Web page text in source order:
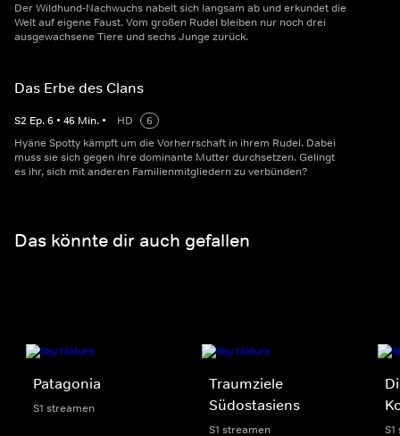
Der Wildhund-Nachwuchs nabelt sich langsam ab und erkundet die
Welt auf eigene Faust. Vom großen Rudel bleiben nur noch drei
ausgewachsene Tiere und sechs Junge zurück.
Das Erbe des Clans
S2 Ep.6 • 46 Min. • HD
6
Hyäne Spotty kämpft um die Vorherrschaft in ihrem Rudel. Dabei
muss sie sich gegen ihre dominante Mutter durchsetzen. Gelingt
es ihr, sich mit anderen Familienmitgliedern zu verbünden?
Das könnte dir auch gefallen
Patagonia
S1 streamen
Traumziele
Südostasiens
S1 streamen